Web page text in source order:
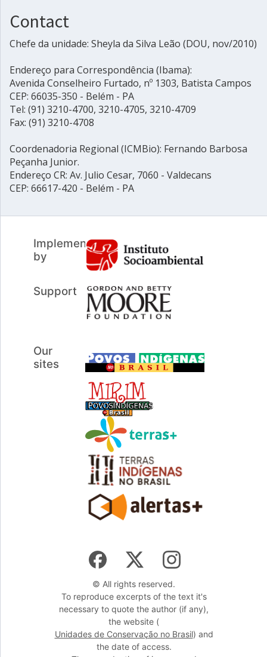
Contact
Chefe da unidade: Sheyla da Silva Leão (DOU, nov/2010)
Endereço para Correspondência (Ibama):
Avenida Conselheiro Furtado, nº 1303, Batista Campos
CEP: 66035-350 - Belém - PA
Tel: (91) 3210-4700, 3210-4705, 3210-4709
Fax: (91) 3210-4708
Coordenadoria Regional (ICMBio): Fernando Barbosa
Peçanha Junior.
Endereço CR: Av. Julio Cesar, 7060 - Valdecans
CEP: 66617-420 - Belém - PA